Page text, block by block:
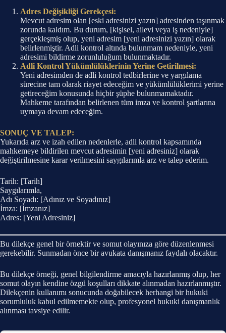
Adres Değişikliği Gerekçesi:
Mevcut adresim olan [eski adresinizi yazın] adresinden taşınmak
zorunda kaldım. Bu durum, [kişisel, ailevi veya iş nedeniyle]
gerçekleşmiş olup, yeni adresim [yeni adresinizi yazın] olarak
belirlenmiştir. Adli kontrol altında bulunmam nedeniyle, yeni
adresimi bildirme zorunluluğum bulunmaktadır.
Adli Kontrol Yükümlülüklerinin Yerine Getirilmesi:
Yeni adresimden de adli kontrol tedbirlerine ve yargılama
sürecine tam olarak riayet edeceğim ve yükümlülüklerimi yerine
getireceğim konusunda hiçbir şüphe bulunmamaktadır.
Mahkeme tarafından belirlenen tüm imza ve kontrol şartlarına
uymaya devam edeceğim.
SONUÇ VE TALEP:
Yukarıda arz ve izah edilen nedenlerle, adli kontrol kapsamında
mahkemeye bildirilen mevcut adresimin [yeni adresiniz] olarak
değiştirilmesine karar verilmesini saygılarımla arz ve talep ederim.
Tarih: [Tarih]
Saygılarımla,
Adı Soyadı: [Adınız ve Soyadınız]
İmza: [İmzanız]
Adres: [Yeni Adresiniz]
Bu dilekçe genel bir örnektir ve somut olayınıza göre düzenlenmesi
gerekebilir. Sunmadan önce bir avukata danışmanız faydalı olacaktır.
Bu dilekçe örneği, genel bilgilendirme amacıyla hazırlanmış olup, her
somut olayın kendine özgü koşulları dikkate alınmadan hazırlanmıştır.
Dilekçenin kullanımı sonucunda doğabilecek herhangi bir hukuki
sorumluluk kabul edilmemekte olup, profesyonel hukuki danışmanlık
alınması tavsiye edilir.